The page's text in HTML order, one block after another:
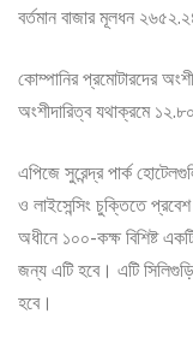
বর্তমান বাজার মূলধন
কোম্পানির প্রমোটারদের
অংশীদারিত্ব যথাক্রমে
এপিজে সুরেন্দ্র পার্ক
ও লাইসেন্সিং চুক্তিতে
অধীনে ১০০-কক্ষ বিশিষ্ট
জন্য এটি হবে। এটি
হবে।